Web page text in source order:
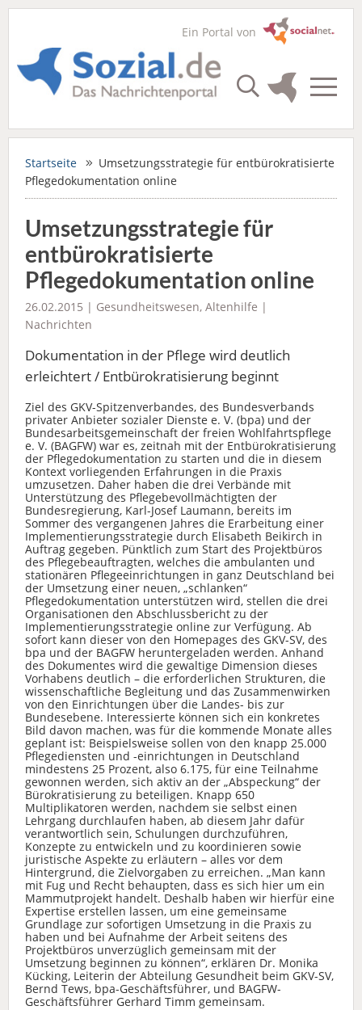
Ein Portal von
Startseite
Umsetzungsstrategie für entbürokratisierte
Pflegedokumentation online
Umsetzungsstrategie für
entbürokratisierte
Pflegedokumentation online
26.02.2015 | Gesundheitswesen, Altenhilfe |
Nachrichten
Dokumentation in der Pflege wird deutlich
erleichtert / Entbürokratisierung beginnt
Ziel des GKV-Spitzenverbandes, des Bundesverbands
privater Anbieter sozialer Dienste e. V. (bpa) und der
Bundesarbeitsgemeinschaft der freien Wohlfahrtspflege
e. V. (BAGFW) war es, zeitnah mit der Entbürokratisierung
der Pflegedokumentation zu starten und die in diesem
Kontext vorliegenden Erfahrungen in die Praxis
umzusetzen. Daher haben die drei Verbände mit
Unterstützung des Pflegebevollmächtigten der
Bundesregierung, Karl-Josef Laumann, bereits im
Sommer des vergangenen Jahres die Erarbeitung einer
Implementierungsstrategie durch Elisabeth Beikirch in
Auftrag gegeben. Pünktlich zum Start des Projektbüros
des Pflegebeauftragten, welches die ambulanten und
stationären Pflegeeinrichtungen in ganz Deutschland bei
der Umsetzung einer neuen, „schlanken“
Pflegedokumentation unterstützen wird, stellen die drei
Organisationen den Abschlussbericht zu der
Implementierungsstrategie online zur Verfügung. Ab
sofort kann dieser von den Homepages des GKV-SV, des
bpa und der BAGFW heruntergeladen werden. Anhand
des Dokumentes wird die gewaltige Dimension dieses
Vorhabens deutlich – die erforderlichen Strukturen, die
wissenschaftliche Begleitung und das Zusammenwirken
von den Einrichtungen über die Landes- bis zur
Bundesebene. Interessierte können sich ein konkretes
Bild davon machen, was für die kommende Monate alles
geplant ist: Beispielsweise sollen von den knapp 25.000
Pflegediensten und -einrichtungen in Deutschland
mindestens 25 Prozent, also 6.175, für eine Teilnahme
gewonnen werden, sich aktiv an der „Abspeckung“ der
Bürokratisierung zu beteiligen. Knapp 650
Multiplikatoren werden, nachdem sie selbst einen
Lehrgang durchlaufen haben, ab diesem Jahr dafür
verantwortlich sein, Schulungen durchzuführen,
Konzepte zu entwickeln und zu koordinieren sowie
juristische Aspekte zu erläutern – alles vor dem
Hintergrund, die Zielvorgaben zu erreichen. „Man kann
mit Fug und Recht behaupten, dass es sich hier um ein
Mammutprojekt handelt. Deshalb haben wir hierfür eine
Expertise erstellen lassen, um eine gemeinsame
Grundlage zur sofortigen Umsetzung in die Praxis zu
haben und bei Aufnahme der Arbeit seitens des
Projektbüros unverzüglich gemeinsam mit der
Umsetzung beginnen zu können“, erklären Dr. Monika
Kücking, Leiterin der Abteilung Gesundheit beim GKV-SV,
Bernd Tews, bpa-Geschäftsführer, und BAGFW-
Geschäftsführer Gerhard Timm gemeinsam.